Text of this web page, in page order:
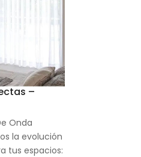
–
Onda
la evolución
tus espacios: